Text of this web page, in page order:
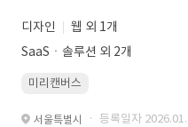
디자인
웹 외 1개
SaaSㆍ솔루션 외 2개
미리캔버스
서울특별시 · 등록일자